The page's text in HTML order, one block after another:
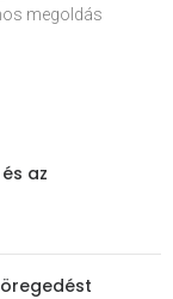
megoldás
az